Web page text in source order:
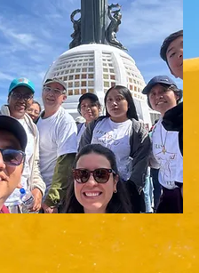
SALIDA AL CUBILETE